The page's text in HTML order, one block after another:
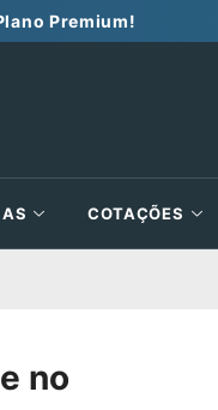
Premium!
COTAÇÕES
no